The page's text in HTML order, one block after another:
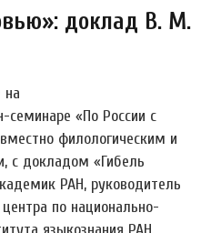
доклад В. М.
на
«По России с
филологическим и
с докладом «Гибель
РАН, руководитель
по национально-